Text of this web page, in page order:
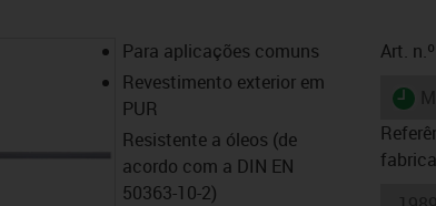
Para aplicações comuns
Revestimento exterior em
PUR
Resistente a óleos (de
acordo com a DIN EN
50363-10-2)
Art. n.º